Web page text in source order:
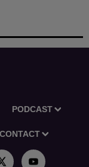
PODCAST
CONTACT